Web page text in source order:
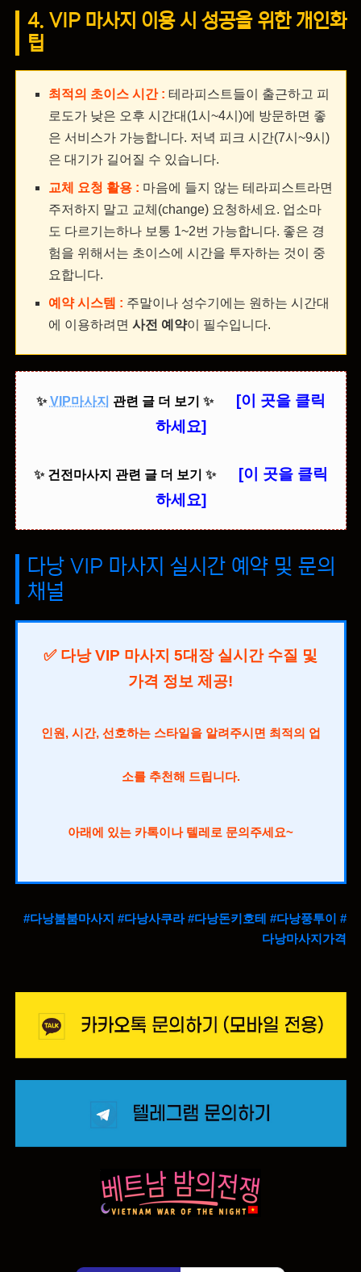
4. VIP 마사지 이용 시 성공을 위한 개인화
팁
최적의 초이스 시간 : 테라피스트들이 출근하고 피
로도가 낮은 오후 시간대(1시~4시)에 방문하면 좋
은 서비스가 가능합니다. 저녁 피크 시간(7시~9시)
은 대기가 길어질 수 있습니다.
교체 요청 활용 : 마음에 들지 않는 테라피스트라면
주저하지 말고 교체(change) 요청하세요. 업소마
도 다르기는하나 보통 1~2번 가능합니다. 좋은 경
험을 위해서는 초이스에 시간을 투자하는 것이 중
요합니다.
예약 시스템 : 주말이나 성수기에는 원하는 시간대
에 이용하려면 사전 예약이 필수입니다.
✨VIP마사지 관련 글 더 보기 ✨
[이 곳을 클릭
하세요]
✨ 건전마사지 관련 글 더 보기 ✨
[이 곳을 클릭
하세요]
다낭 VIP 마사지 실시간 예약 및 문의
채널
✅ 다낭 VIP 마사지 5대장 실시간 수질 및
가격 정보 제공!
인원, 시간, 선호하는 스타일을 알려주시면 최적의 업
소를 추천해 드립니다.
아래에 있는 카톡이나 텔레로 문의주세요~
#다낭붐붐마사지 #다낭사쿠라 #다낭돈키호테 #다낭풍투이 #
다낭마사지가격